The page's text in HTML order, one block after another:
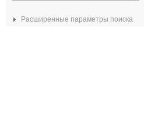
Расширенные параметры поиска